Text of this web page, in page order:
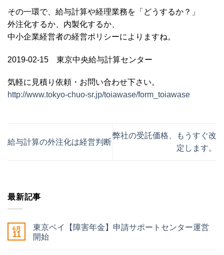
その一環で、給与計算や経理業務を「どうするか？」
外注化するか、内製化するか、
中小企業経営者の経営ポリシーによりますね。
2019-02-15 東京中央給与計算センター
気軽に見積り依頼・お問い合わせ下さい。
http://www.tokyo-chuo-sr.jp/toiawase/form_toiawase
給与計算の外注化は経営判断
弊社の受託価格、もうすぐ改
定します。
最新記事
11
6月
東京ベイ【障害年金】申請サポートセンター運営
開始